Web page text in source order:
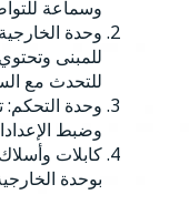
وسماعة
وحدة
للمبنى
للتحدث مع
وحدة التحكم:
وضبط
كابلات
بوحدة